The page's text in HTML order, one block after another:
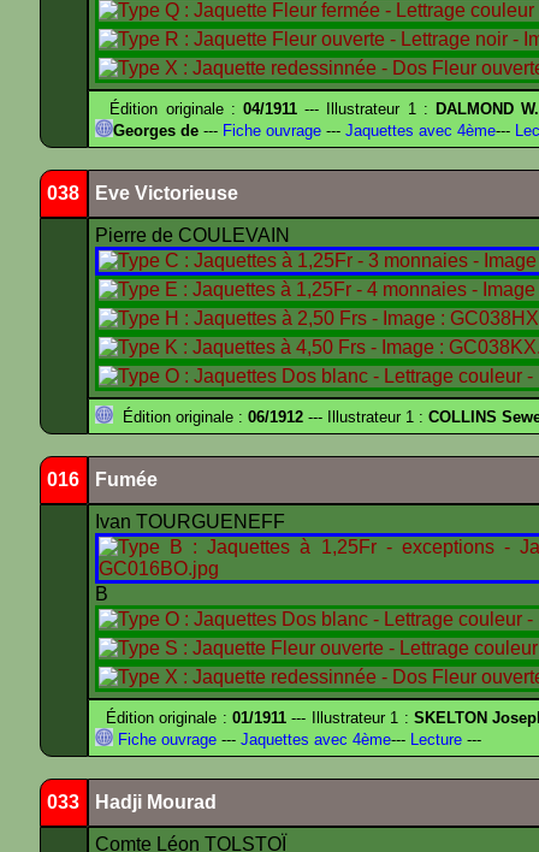
Édition originale :04/1911 --- Illustrateur 1 : DALMOND W.
Georges de --- Fiche ouvrage --- Jaquettes avec 4ème---
038 Eve Victorieuse
Pierre de COULEVAIN
Édition originale : 06/1912 --- Illustrateur 1 : COLLINS
016 Fumée
Ivan TOURGUENEFF
B
Édition originale : 01/1911 --- Illustrateur 1 : SKELTON
Fiche ouvrage --- Jaquettes avec 4ème--- Lecture ---
033 Hadji Mourad
Comte Léon TOLSTOÏ